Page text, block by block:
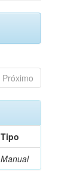
Próximo
Tipo
Manual